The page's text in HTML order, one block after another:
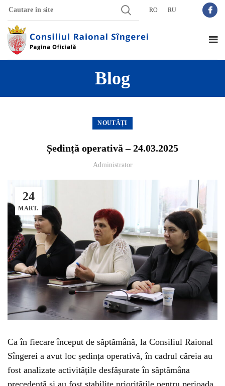
RO RU
Blog
NOUTĂȚI
Ședință operativă – 24.03.2025
Administrator
24
MART.
Ca în fiecare început de săptămână, la Consiliul Raional
Sîngerei a avut loc ședința operativă, în cadrul căreia au
fost analizate activitățile desfășurate în săptămâna
precedentă și au fost stabilite prioritățile pentru perioada